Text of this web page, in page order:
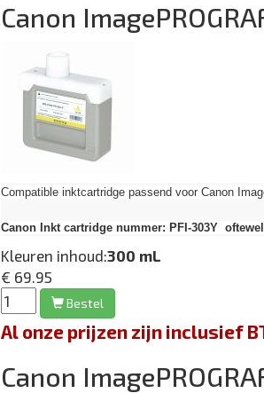
Canon
Compatible inktcartridge passend voor Canon
Canon Inkt cartridge nummer: PFI-303Y oftewel
Kleuren inhoud:300 mL
€ 69.95
Bestel
Al onze prijzen zijn inclusief
Canon